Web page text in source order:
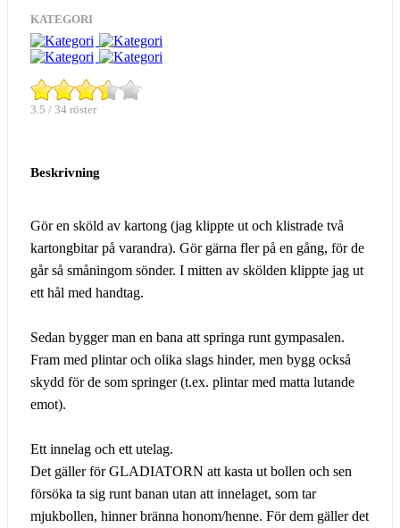
KATEGORI
3.5 / 34 röster
Beskrivning
Gör en sköld av kartong (jag klippte ut och klistrade två
kartongbitar på varandra). Gör gärna fler på en gång, för de
går så småningom sönder. I mitten av skölden klippte jag ut
ett hål med handtag.
Sedan bygger man en bana att springa runt gympasalen.
Fram med plintar och olika slags hinder, men bygg också
skydd för de som springer (t.ex. plintar med matta lutande
emot).
Ett innelag och ett utelag.
Det gäller för GLADIATORN att kasta ut bollen och sen
försöka ta sig runt banan utan att innelaget, som tar
mjukbollen, hinner bränna honom/henne. För dem gäller det